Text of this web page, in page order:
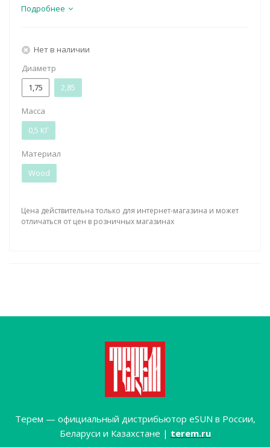
без нагрева подложки.
Подробнее
Нет в наличии
Диаметр
1,75
2,85
Масса
0,5 КГ
Материал
Wood
Цена действительна только для интернет-магазина и может
отличаться от цен в розничных магазинах
Терем — официальный дистрибьютор eSUN в России,
Беларуси и Казахстане | terem.ru